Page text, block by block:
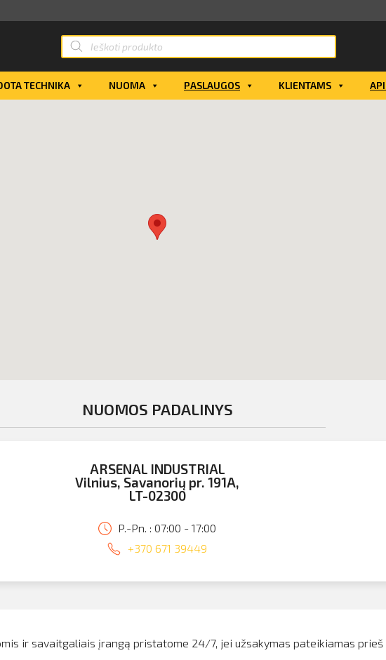
TECHNIKA NUOMA PASLAUGOS KLIENTAMS
NUOMOS PADALINYS
ARSENAL INDUSTRIAL
Vilnius, Savanorių pr. 191A,
LT-02300
P.-Pn. : 07:00 - 17:00
+370 671 39449
ir savaitgaliais įrangą pristatome 24/7, jei užsakymas pateikiamas prieš